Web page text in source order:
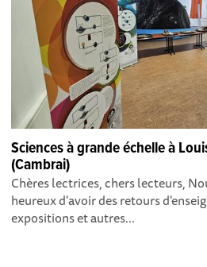
Sciences à grande échelle à
(Cambrai)
Chères lectrices, chers lecteurs,
heureux d'avoir des retours
expositions et autres...